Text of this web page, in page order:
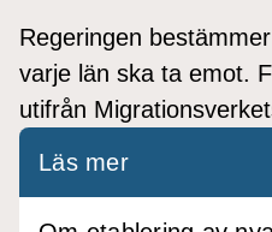
Regeringen
varje län ska ta emot.
utifrån
Läs mer